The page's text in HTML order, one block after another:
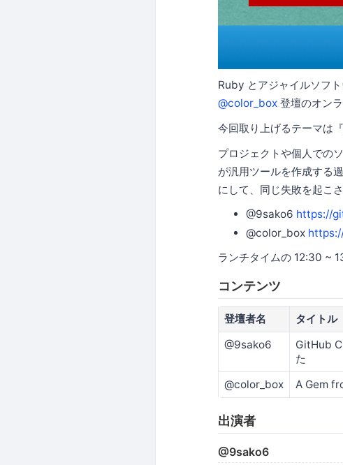
Ruby とアジャイルソフ
@color_box 登壇のオン
今回取り上げるテーマは『
プロジェクトや個人での
が汎用ツールを作成する
にして、同じ失敗を起こ
@9sako6 https://
@color_box
ランチタイムの 12:30 ~
コンテンツ
登壇者名 タイトル
@9sako6
GitHub
た
@color_box A Gem
出演者
@9sako6